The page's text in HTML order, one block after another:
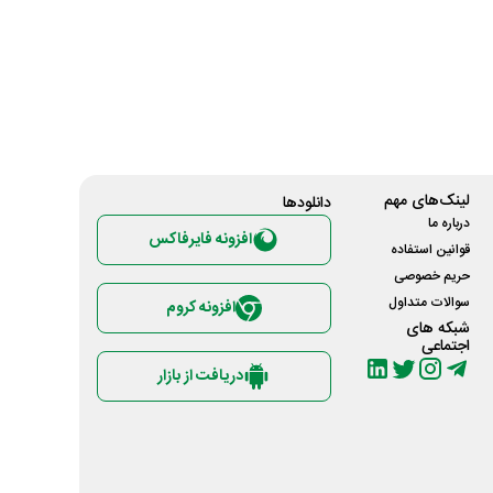
لینک‌های مهم
درباره ما
قوانین استفاده
حریم خصوصی
سوالات متداول
شبکه های
اجتماعی
دانلود‌ها
افزونه فایرفاکس
افزونه کروم
دریافت از بازار